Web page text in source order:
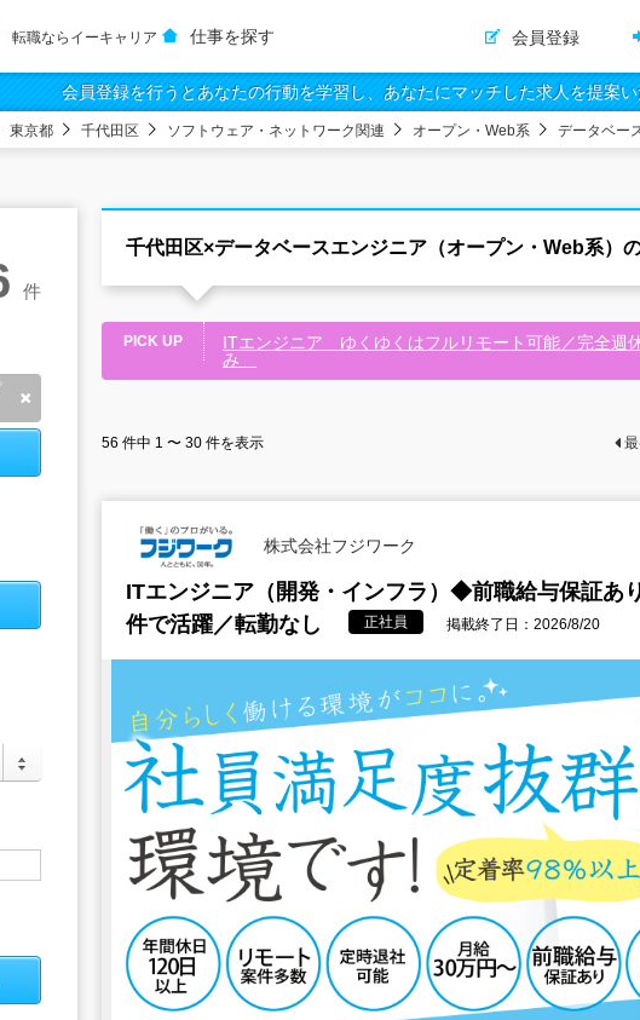
転職ならイーキャリア 仕事を探す 会員登録
会員登録を行うとあなたの行動を学習し、あなたにマッチした求人を提案い
東京都 千代田区 ソフトウェア・ネットワーク関連 オープン・Web系 データベー
千代田区×データベースエンジニア（オープン・Web系）
PICK UP
ITエンジニア ゆくゆくはフルリモート可能／完全週
み
56 件中 1 〜 30 件を表示
株式会社フジワーク
ITエンジニア（開発・インフラ）◆前職給与保証あ
件で活躍／転勤なし
正社員 掲載終了日：2026/8/20
件